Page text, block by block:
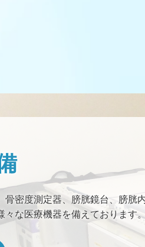
骨密度測定器、膀胱鏡台、膀胱
々な医療機器を備えております。